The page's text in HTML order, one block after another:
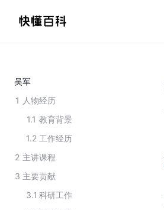
吴军
1 人物经历
1.1 教育背景
1.2 工作经历
2 主讲课程
3 主要贡献
3.1 科研工作